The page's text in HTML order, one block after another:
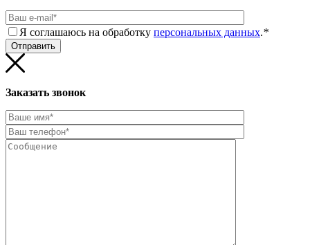
Я соглашаюсь на обработку персональных данных.*
Заказать звонок